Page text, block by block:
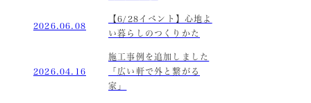
2026.06.08
【6/28イベント】心地よ
い暮らしのつくりかた
2026.04.16
施工事例を追加しました
「広い軒で外と繋がる
家」